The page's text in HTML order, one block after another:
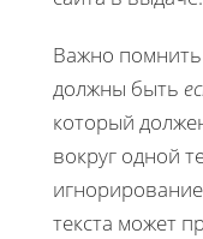
Важно
должны быть
который
вокруг одной
текста может